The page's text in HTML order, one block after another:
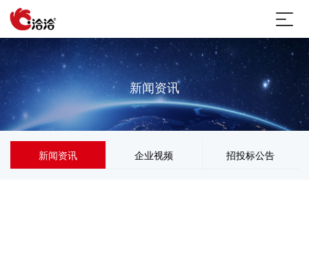
新闻资讯
新闻资讯 企业视频 招投标公告